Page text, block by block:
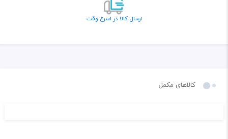
ارسال کالا در اسرع وقت
کالاهای مکمل